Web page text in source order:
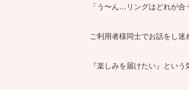
「う〜ん…リングはどれが合
ご利用者様同士でお話をし迷
『楽しみを届けたい』とい